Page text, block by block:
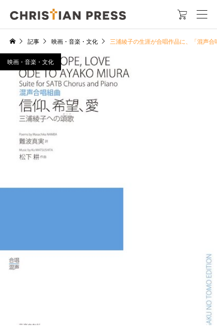

記事 映画・音楽・文化 三浦綾子の生涯が合唱作品に、「混声
映画・音楽・文化